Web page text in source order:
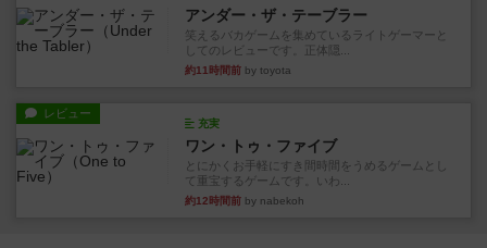
アンダー・ザ・テーブラー
笑えるバカゲームを集めているライトゲーマーと
してのレビューです。正体隠...
約11時間前 by toyota
レビュー
充実
ワン・トゥ・ファイブ
とにかくお手軽にすき間時間をうめるゲームとし
て重宝するゲームです。いわ...
約12時間前 by nabekoh